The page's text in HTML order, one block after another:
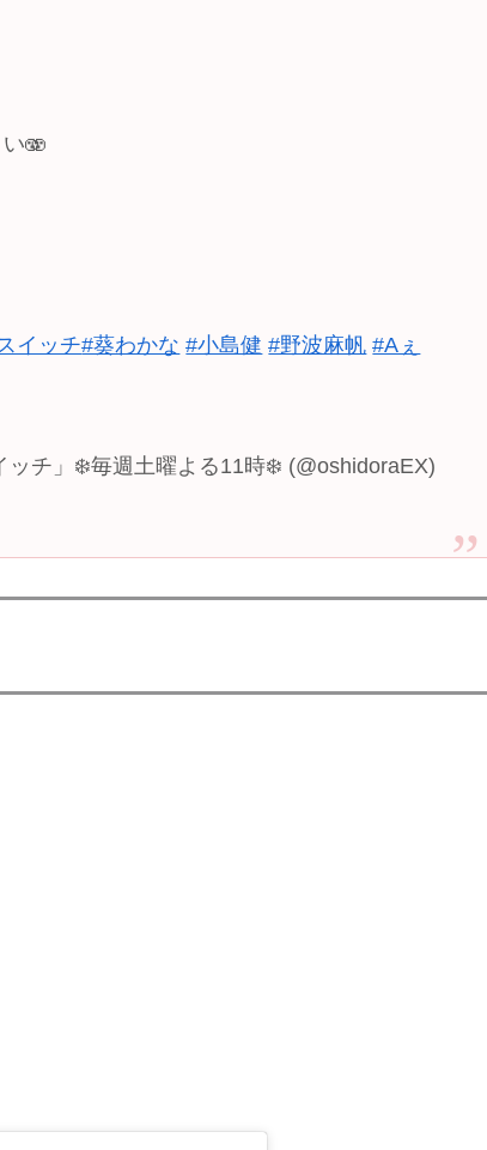
🫨
イッチ#葵わかな #小島健 #野波麻帆 #Aぇ
チ」❄️毎週土曜よる11時❄️ (@oshidoraEX)